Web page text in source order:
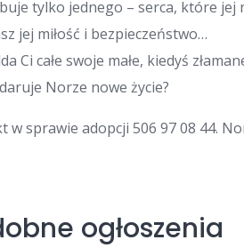
tylko jednego – serca, które jej
jej miłość i bezpieczeństwo…
Ci całe swoje małe, kiedyś
Norze nowe życie?
w sprawie adopcji 506 97 08 44.
ogłoszenia